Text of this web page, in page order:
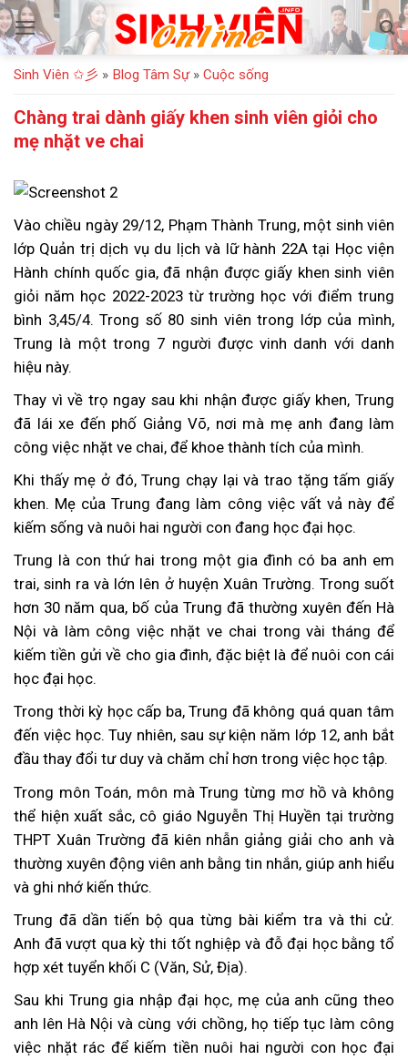
Bỏ
qua
nội
dung
Sinh Viên ✩彡 » Blog Tâm Sự» Cuộc sống
Chàng trai dành giấy khen sinh viên giỏi cho
mẹ nhặt ve chai
Vào chiều ngày 29/12, Phạm Thành Trung, một sinh viên
lớp Quản trị dịch vụ du lịch và lữ hành 22A tại Học viện
Hành chính quốc gia, đã nhận được giấy khen sinh viên
giỏi năm học 2022-2023 từ trường học với điểm trung
bình 3,45/4. Trong số 80 sinh viên trong lớp của mình,
Trung là một trong 7 người được vinh danh với danh
hiệu này.
Thay vì về trọ ngay sau khi nhận được giấy khen, Trung
đã lái xe đến phố Giảng Võ, nơi mà mẹ anh đang làm
công việc nhặt ve chai, để khoe thành tích của mình.
Khi thấy mẹ ở đó, Trung chạy lại và trao tặng tấm giấy
khen. Mẹ của Trung đang làm công việc vất vả này để
kiếm sống và nuôi hai người con đang học đại học.
Trung là con thứ hai trong một gia đình có ba anh em
trai, sinh ra và lớn lên ở huyện Xuân Trường. Trong suốt
hơn 30 năm qua, bố của Trung đã thường xuyên đến Hà
Nội và làm công việc nhặt ve chai trong vài tháng để
kiếm tiền gửi về cho gia đình, đặc biệt là để nuôi con cái
học đại học.
Trong thời kỳ học cấp ba, Trung đã không quá quan tâm
đến việc học. Tuy nhiên, sau sự kiện năm lớp 12, anh bắt
đầu thay đổi tư duy và chăm chỉ hơn trong việc học tập.
Trong môn Toán, môn mà Trung từng mơ hồ và không
thể hiện xuất sắc, cô giáo Nguyễn Thị Huyền tại trường
THPT Xuân Trường đã kiên nhẫn giảng giải cho anh và
thường xuyên động viên anh bằng tin nhắn, giúp anh hiểu
và ghi nhớ kiến thức.
Trung đã dần tiến bộ qua từng bài kiểm tra và thi cử.
Anh đã vượt qua kỳ thi tốt nghiệp và đỗ đại học bằng tổ
hợp xét tuyển khối C (Văn, Sử, Địa).
Sau khi Trung gia nhập đại học, mẹ của anh cũng theo
anh lên Hà Nội và cùng với chồng, họ tiếp tục làm công
việc nhặt rác để kiếm tiền nuôi hai người con học đại